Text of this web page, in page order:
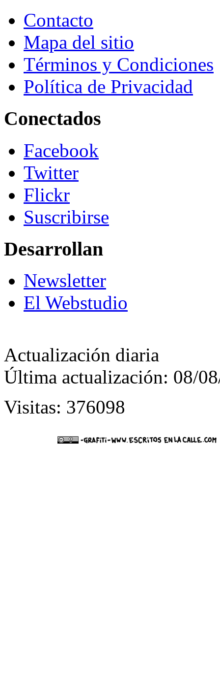
Contacto
Mapa del sitio
Términos y Condiciones
Política de Privacidad
Conectados
Facebook
Twitter
Flickr
Suscribirse
Desarrollan
Newsletter
El Webstudio
Actualización diaria
Última actualización: 08/
Visitas: 376098